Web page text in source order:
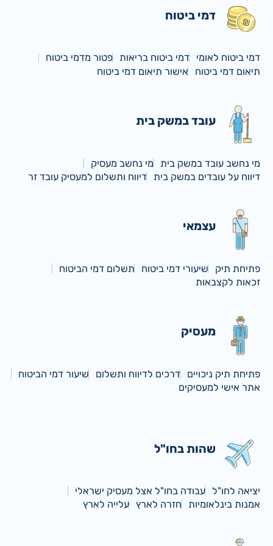
דמי ביטוח
דמי ביטוח לאומי דמי ביטוח בריאות פטור מדמי ביטוח
תיאום דמי ביטוח
אישור תיאום דמי ביטוח
עובד במשק בית
מי נחשב עובד במשק בית
מי נחשב מעסיק
דיווח על עובדים במשק בית
דיווח ותשלום למעסיק עובד זר
עצמאי
פתיחת תיק שיעורי דמי ביטוח
תשלום דמי הביטוח
זכאות לקצבאות
מעסיק
פתיחת תיק ניכויים דרכים לדיווח ותשלום
שיעור דמי הביטוח
אתר אישי למעסיקים
שהות בחו"ל
יציאה לחו"ל
עבודה בחו"ל אצל מעסיק ישראלי
אמנות בינלאומיות
חזרה לארץ עלייה לארץ